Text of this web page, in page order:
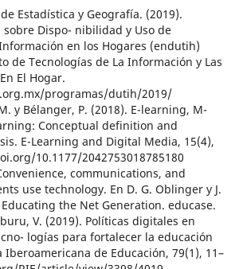
Estadística y Geografía. (2019).
sobre Dispo- nibilidad y Uso de
en los Hogares (endutih)
de Tecnologías de La Información y Las
El Hogar.
programas/dutih/2019/
y Bélanger, P. (2018). E-learning, M-
Conceptual definition and
E-Learning and Digital Media, 15(4),
10.1177/2042753018785180
communications, and
use technology. En D. G. Oblinger y J.
the Net Generation. educase.
V. (2019). Políticas digitales en
logías para fortalecer la educación
Iberoamericana de Educación, 79(1), 11–